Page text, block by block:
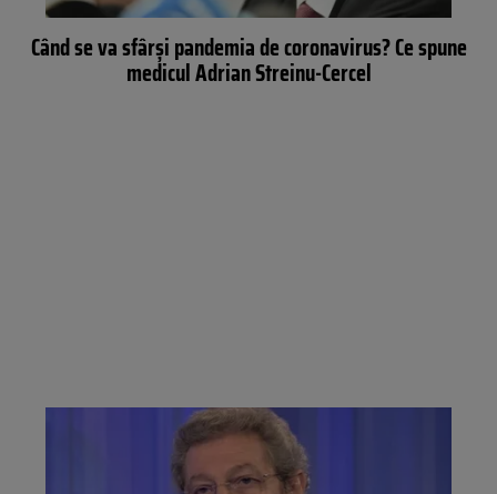
Când se va sfârși pandemia de coronavirus? Ce spune
medicul Adrian Streinu-Cercel